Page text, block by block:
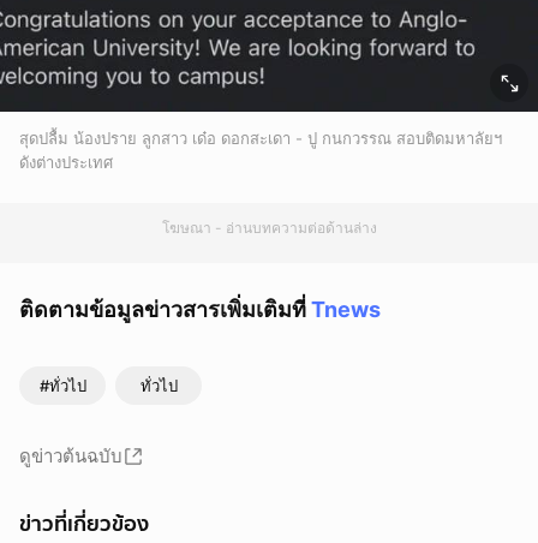
สุดปลื้ม น้องปราย ลูกสาว เด๋อ ดอกสะเดา - ปู กนกวรรณ สอบติดมหาลัยฯ
ดังต่างประเทศ
โฆษณา - อ่านบทความต่อด้านล่าง
ติดตามข้อมูลข่าวสารเพิ่มเติมที่Tnews
#ทั่วไป ทั่วไป
ดูข่าวต้นฉบับ
ข่าวที่เกี่ยวข้อง